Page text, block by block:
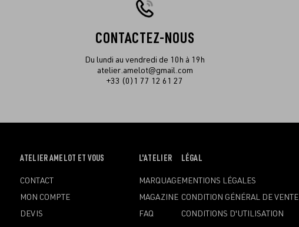
CONTACTEZ-NOUS
Du lundi au vendredi de 10h à 19h
atelier.amelot@gmail.com
+33 (0)1 77 12 61 27
OUVRIR
MENU
ATELIER AMELOT ET VOUS
CONTACT
MON COMPTE
DEVIS
OUVRIR
MENU
L'ATELIER
MARQUAGE
MAGAZINE
FAQ
OUVRIR
MENU
LÉGAL
MENTIONS LÉGALES
CONDITION GÉNÉRAL DE VENTE
CONDITIONS D'UTILISATION